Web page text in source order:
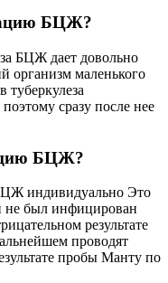
БЦЖ?
БЦЖ дает довольно
организм маленького
туберкулеза
сразу после нее
БЦЖ?
индивидуально Это
не был инфицирован
результате
проводят
пробы Манту по